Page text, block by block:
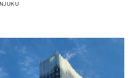
ざん及び漏洩などのリスクに対して、個人情報の安全
適切な監督を行います。当社の保有個人データに関す
以下のとおりです。
ため、「関係法令・ガイドライン等の遵守」、「質問及